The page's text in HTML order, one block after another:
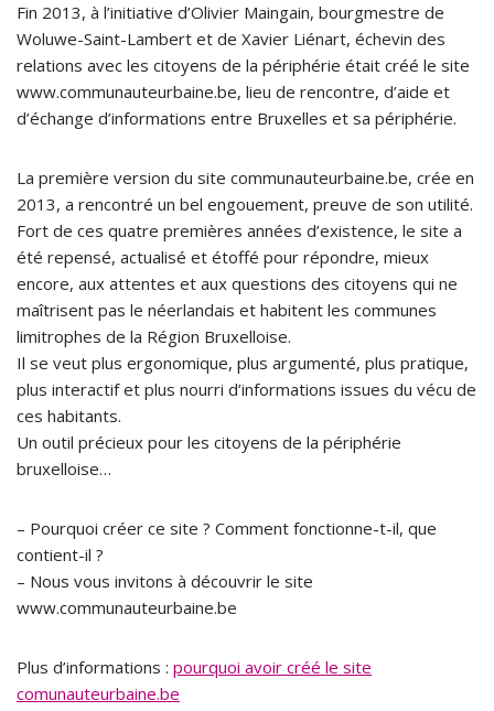
Fin 2013, à l’initiative d’Olivier Maingain, bourgmestre de
Woluwe-Saint-Lambert et de Xavier Liénart, échevin des
relations avec les citoyens de la périphérie était créé le site
www.communauteurbaine.be, lieu de rencontre, d’aide et
d’échange d’informations entre Bruxelles et sa périphérie.
La première version du site communauteurbaine.be, crée en
2013, a rencontré un bel engouement, preuve de son utilité.
Fort de ces quatre premières années d’existence, le site a
été repensé, actualisé et étoffé pour répondre, mieux
encore, aux attentes et aux questions des citoyens qui ne
maîtrisent pas le néerlandais et habitent les communes
limitrophes de la Région Bruxelloise.
Il se veut plus ergonomique, plus argumenté, plus pratique,
plus interactif et plus nourri d’informations issues du vécu de
ces habitants.
Un outil précieux pour les citoyens de la périphérie
bruxelloise…
– Pourquoi créer ce site ? Comment fonctionne-t-il, que
contient-il ?
– Nous vous invitons à découvrir le site
www.communauteurbaine.be
Plus d’informations : pourquoi avoir créé le site
comunauteurbaine.be